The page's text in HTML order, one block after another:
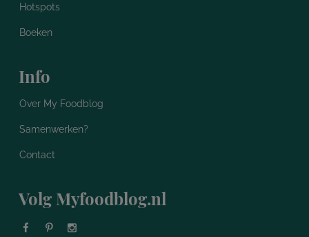
Hotspots
Boeken
Info
Over My Foodblog
Samenwerken?
Contact
Volg Myfoodblog.nl